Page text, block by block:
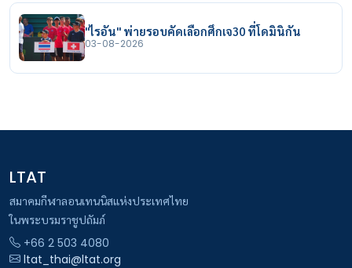
"ไรอัน" พ่ายรอบคัดเลือกศึกเจ30 ที่โดมินิกัน
03-08-2026
LTAT
สมาคมกีฬาลอนเทนนิสแห่งประเทศไทย
ในพระบรมราชูปถัมภ์
+66 2 503 4080
ltat_thai@ltat.org